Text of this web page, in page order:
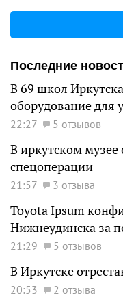
Последние
В 69 школ
оборудование для
22:27 5 отзывов
В иркутском
спецоперации
21:57 3 отзыва
Toyota Ipsum
Нижнеудинска за
21:29 5 отзывов
В Иркутске
20:53
2 отзыва